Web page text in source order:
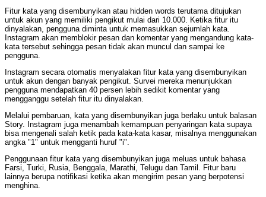
Fitur kata yang disembunyikan atau hidden words terutama ditujukan
untuk akun yang memiliki pengikut mulai dari 10.000. Ketika fitur itu
dinyalakan, pengguna diminta untuk memasukkan sejumlah kata.
Instagram akan memblokir pesan dan komentar yang mengandung kata-
kata tersebut sehingga pesan tidak akan muncul dan sampai ke
pengguna.
Instagram secara otomatis menyalakan fitur kata yang disembunyikan
untuk akun dengan banyak pengikut. Survei mereka menunjukkan
pengguna mendapatkan 40 persen lebih sedikit komentar yang
mengganggu setelah fitur itu dinyalakan.
Melalui pembaruan, kata yang disembunyikan juga berlaku untuk balasan
Story. Instagram juga menambah kemampuan penyaringan kata supaya
bisa mengenali salah ketik pada kata-kata kasar, misalnya menggunakan
angka "1" untuk mengganti huruf "i".
Penggunaan fitur kata yang disembunyikan juga meluas untuk bahasa
Farsi, Turki, Rusia, Benggala, Marathi, Telugu dan Tamil. Fitur baru
lainnya berupa notifikasi ketika akan mengirim pesan yang berpotensi
menghina.